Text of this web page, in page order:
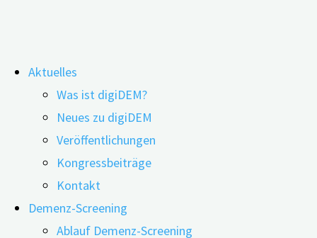
Inhalt
springen
Aktuelles
Was ist digiDEM?
Neues zu digiDEM
Veröffentlichungen
Kongressbeiträge
Kontakt
Demenz-Screening
Ablauf Demenz-Screening
Virtuelles Bewegungsprogramm für
Menschen mit Demenz